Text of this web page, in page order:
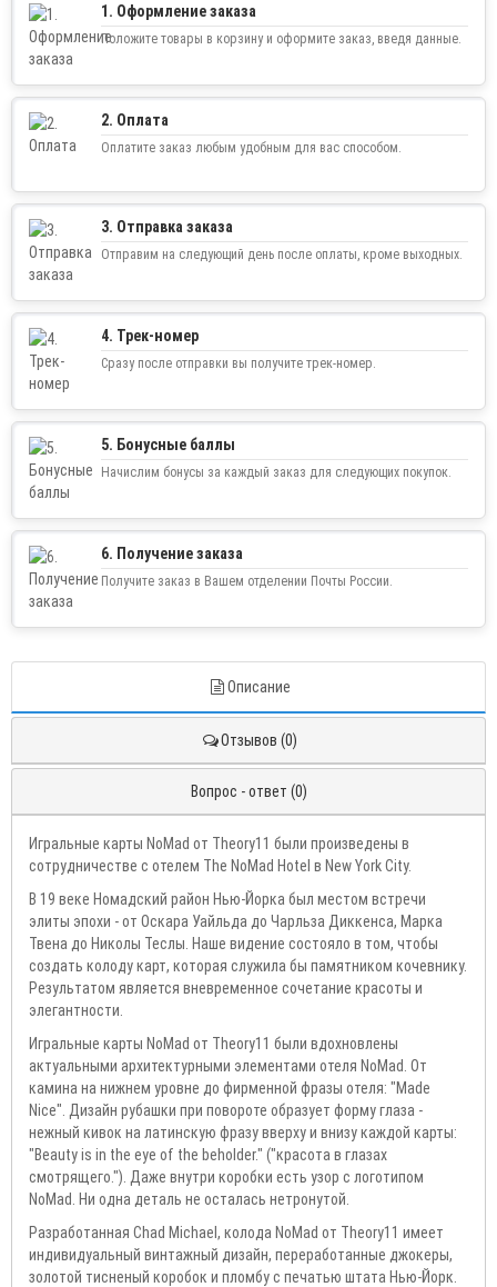
1. Оформление заказа
Положите товары в корзину и оформите заказ, введя данные.
2. Оплата
Оплатите заказ любым удобным для вас способом.
3. Отправка заказа
Отправим на следующий день после оплаты, кроме выходных.
4. Трек-номер
Сразу после отправки вы получите трек-номер.
5. Бонусные баллы
Начислим бонусы за каждый заказ для следующих покупок.
6. Получение заказа
Получите заказ в Вашем отделении Почты России.
Описание
Отзывов (0)
Вопрос - ответ (0)
Игральные карты NoMad от Theory11 были произведены в
сотрудничестве с отелем The NoMad Hotel в New York City.
В 19 веке Номадский район Нью-Йорка был местом встречи
элиты эпохи - от Оскара Уайльда до Чарльза Диккенса, Марка
Твена до Николы Теслы. Наше видение состояло в том, чтобы
создать колоду карт, которая служила бы памятником кочевнику.
Результатом является вневременное сочетание красоты и
элегантности.
Игральные карты NoMad от Theory11 были вдохновлены
актуальными архитектурными элементами отеля NoMad. От
камина на нижнем уровне до фирменной фразы отеля: "Made
Nice". Дизайн рубашки при повороте образует форму глаза -
нежный кивок на латинскую фразу вверху и внизу каждой карты:
"Beauty is in the eye of the beholder." ("красота в глазах
смотрящего."). Даже внутри коробки есть узор с логотипом
NoMad. Ни одна деталь не осталась нетронутой.
Разработанная Chad Michael, колода NoMad от Theory11 имеет
индивидуальный винтажный дизайн, переработанные джокеры,
золотой тисненый коробок и пломбу с печатью штата Нью-Йорк.